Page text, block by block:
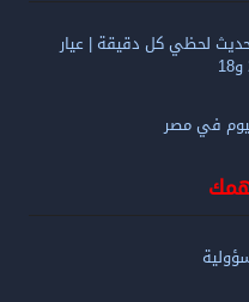
لحظي كل دقيقة | عيار
في مصر